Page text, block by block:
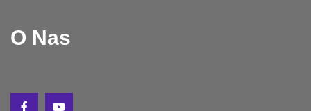
O Nas